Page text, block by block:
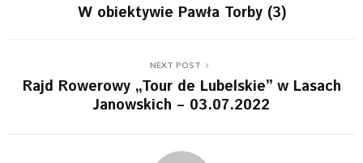
W obiektywie Pawła Torby (3)
NEXT POST
Rajd Rowerowy „Tour de Lubelskie” w Lasach
Janowskich – 03.07.2022